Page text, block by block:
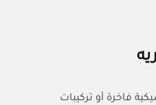
كنت تبحث عن عطور كلاسيكية فاخرة أو تركيبات